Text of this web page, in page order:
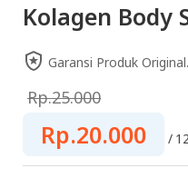
Kolagen Body
Garansi Produk Original.
Rp.25.000
Rp.20.000